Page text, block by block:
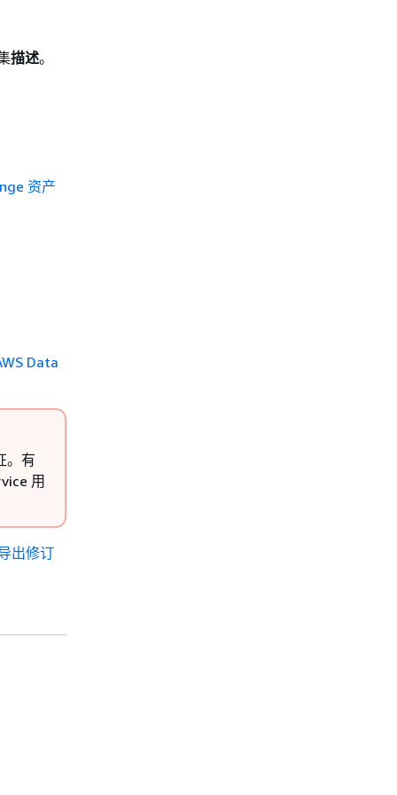
描述。
资产
Data
。有
用
出修订